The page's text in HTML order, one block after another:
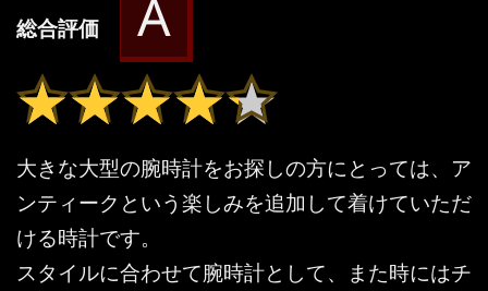
総合評価 A
★★★★★
★★★★★
大きな大型の腕時計をお探しの方にとっては、ア
ンティークという楽しみを追加して着けていただ
ける時計です。
スタイルに合わせて腕時計として、また時にはチ